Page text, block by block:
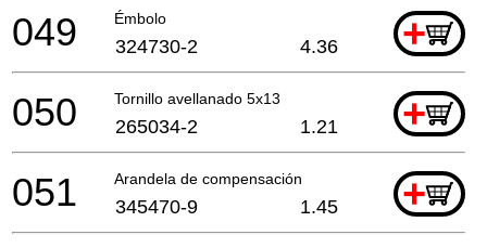
Émbolo +
049 324730-2 4.36
Tornillo avellanado 5x13 +
050 265034-2 1.21
Arandela de compensación +
051 345470-9 1.45